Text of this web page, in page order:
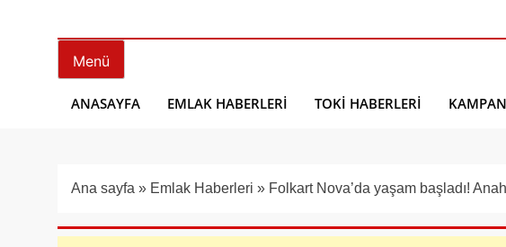
Menü
ANASAYFA EMLAK HABERLERI TOKI HABERLERI
Ana sayfa » Emlak Haberleri » Folkart Nova’da yaşam başladı!